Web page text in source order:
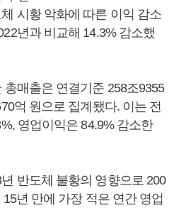
시황 악화에 따른 이익 감소
년과 비교해 14.3% 감소했
매출은 연결기준 258조9355
억 원으로 집계됐다. 이는 전
영업이익은 84.9% 감소한
반도체 불황의 영향으로 200
년 만에 가장 적은 연간 영업